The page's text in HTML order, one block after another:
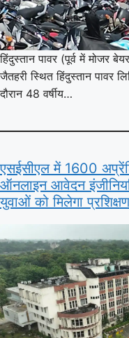
हिंदुस्तान पावर (पूर्व में मोजर
जैतहरी स्थित हिंदुस्तान पावर
दौरान 48 वर्षीय…
एसईसीएल में 1600
ऑनलाइन आवेदन
युवाओं को मिलेगा